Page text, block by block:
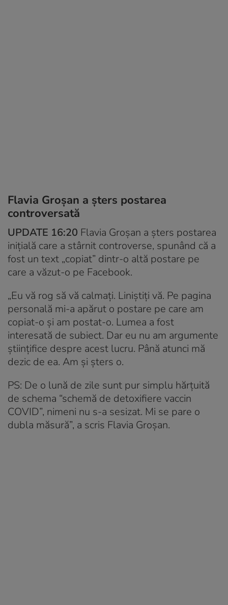
Flavia Groșan a șters postarea
controversată
UPDATE 16:20 Flavia Groșan a șters postarea
inițială care a stârnit controverse, spunând că a
fost un text „copiat” dintr-o altă postare pe
care a văzut-o pe Facebook.
„Eu vă rog să vă calmați. Liniștiți vă. Pe pagina
personală mi-a apărut o postare pe care am
copiat-o și am postat-o. Lumea a fost
interesată de subiect. Dar eu nu am argumente
științifice despre acest lucru. Până atunci mă
dezic de ea. Am și șters o.
PS: De o lună de zile sunt pur simplu hărțuită
de schema “schemă de detoxifiere vaccin
COVID”, nimeni nu s-a sesizat. Mi se pare o
dubla măsură”, a scris Flavia Groșan.